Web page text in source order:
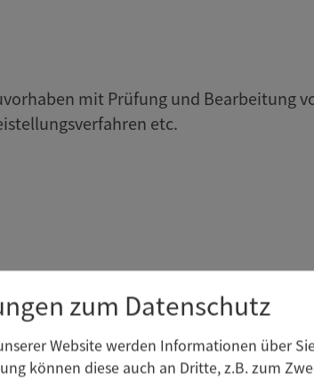
mit Prüfung und Bearbeitung
etc.
zum Datenschutz
Website werden Informationen über
können diese auch an Dritte, z.B. zum